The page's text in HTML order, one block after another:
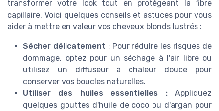
transformer votre look tout en protégeant la fibre
capillaire. Voici quelques conseils et astuces pour vous
aider à mettre en valeur vos cheveux blonds lustrés :
Sécher délicatement :Pour réduire les risques de
dommage, optez pour un séchage à l'air libre ou
utilisez un diffuseur à chaleur douce pour
conserver vos boucles naturelles.
Utiliser des huiles essentielles :Appliquez
quelques gouttes d'huile de coco ou d'argan pour